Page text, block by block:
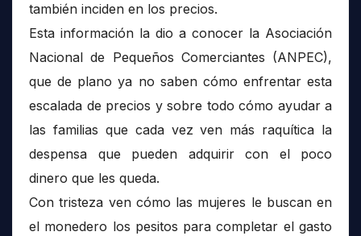
también inciden en los precios.
Esta información la dio a conocer la Asociación
Nacional de Pequeños Comerciantes (ANPEC),
que de plano ya no saben cómo enfrentar esta
escalada de precios y sobre todo cómo ayudar a
las familias que cada vez ven más raquítica la
despensa que pueden adquirir con el poco
dinero que les queda.
Con tristeza ven cómo las mujeres le buscan en
el monedero los pesitos para completar el gasto